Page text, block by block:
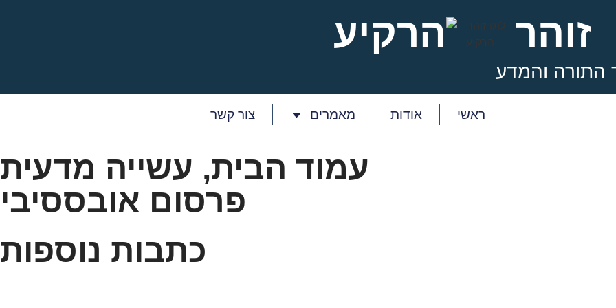
הרקיע זוהר
התורה והמדע
ראשי אודות מאמרים צור קשר
עמוד הבית, עשייה מדעית
פרסום אובססיבי
כתבות נוספות